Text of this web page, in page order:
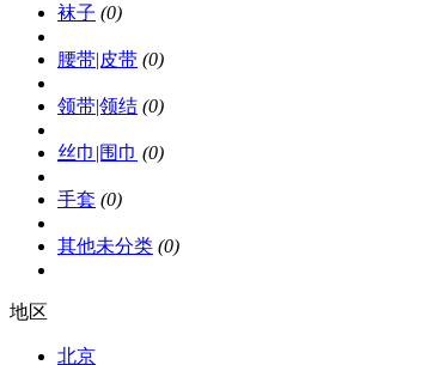
袜子 (0)
腰带|皮带 (0)
领带|领结 (0)
丝巾|围巾 (0)
手套 (0)
其他未分类 (0)
地区
北京